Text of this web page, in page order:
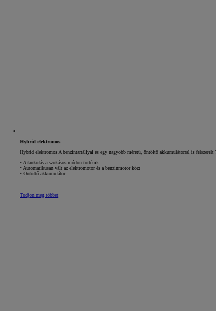
Hybrid elektromos
Hybrid elektromos A benzintartállyal és egy nagyobb méretű, öntöltő akkumulátorral is
• A tankolás a szokásos módon történik
• Automatikusan vált az elektromotor és a benzinmotor közt
• Öntöltő akkumulátor
Tudjon meg többet